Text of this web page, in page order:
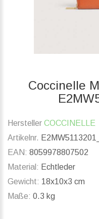
Coccinelle
Hersteller COCCINELLE
Artikelnr.
EAN: 8059978807502
Material: Echtleder
Gewicht: 18x10x3 cm
Maße: 0.3 kg